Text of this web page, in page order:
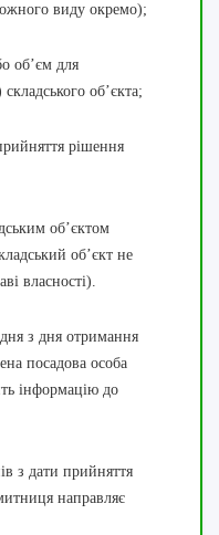
виду окремо);
об’єм для
об’єкта;
рішення
об’єктом
об’єкт не
власності).
з дня отримання
посадова особа
інформацію до
з дати прийняття
направляє